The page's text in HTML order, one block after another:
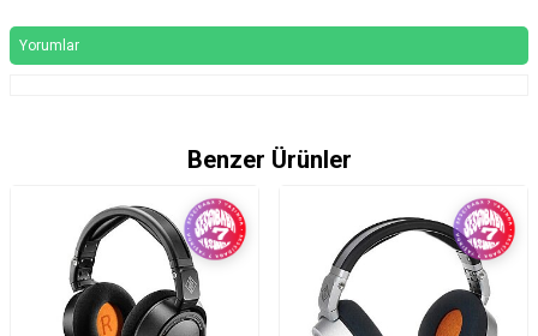
Yorumlar
Benzer Ürünler